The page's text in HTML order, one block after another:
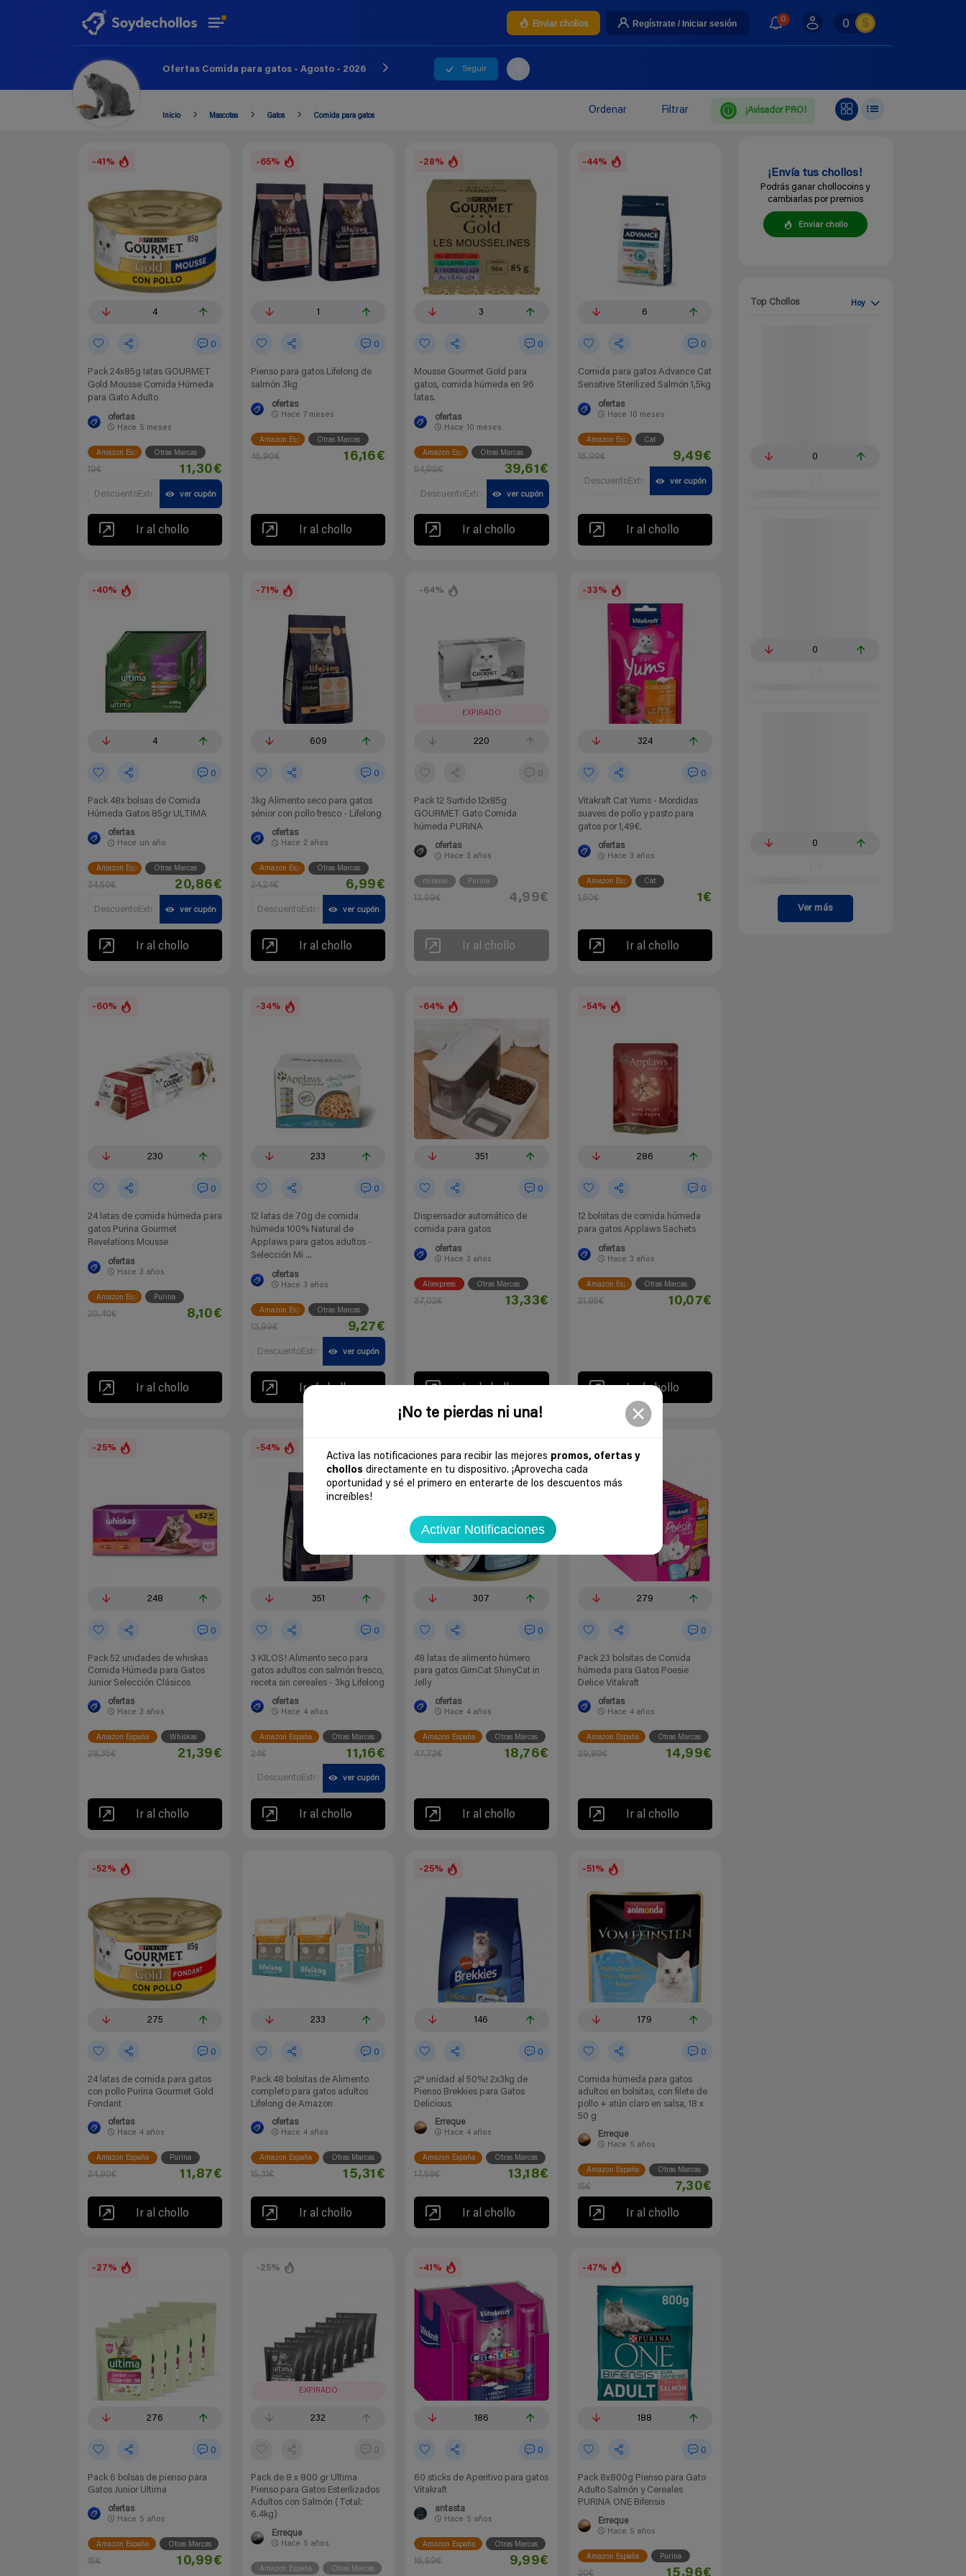
¡No te pierdas ni una!
Activa las notificaciones para recibir las mejores promos, ofertas y
chollos directamente en tu dispositivo. ¡Aprovecha cada
oportunidad y sé el primero en enterarte de los descuentos más
increíbles!
Activar Notificaciones
Enviar chollos Regístrate / Iniciar sesión 0 0
Ofertas Comida para gatos - Agosto - 2026 Seguir
Inicio Mascotas Gatos Comida para gatos Ordenar Filtrar ¡Avisador PRO!
-41%
4
0
Pack 24x85g latas GOURMET
Gold Mousse Comida Húmeda
para Gato Adulto
ofertas
Hace 5 meses
Amazon España Otras Marcas
19€ 11,30€
DescuentoExtra ver cupón
Ir al chollo
-65%
1
0
Pienso para gatos Lifelong de
salmón 3kg
ofertas
Hace 7 meses
Amazon España Otras Marcas
45,90€ 16,16€
Ir al chollo
-28%
3
0
Mousse Gourmet Gold para
gatos, comida húmeda en 96
latas.
ofertas
Hace 10 meses
Amazon España Otras Marcas
54,99€ 39,61€
DescuentoExtra ver cupón
Ir al chollo
-44%
6
0
Comida para gatos Advance Cat
Sensitive Sterilized Salmón 1,5kg
ofertas
Hace 10 meses
Amazon España Cat
16,99€ 9,49€
DescuentoExtra ver cupón
Ir al chollo
-40%
4
0
Pack 48x bolsas de Comida
Húmeda Gatos 85gr ULTIMA
ofertas
Hace un año
Amazon España Otras Marcas
34,50€ 20,86€
DescuentoExtra ver cupón
Ir al chollo
-71%
609
0
3kg Alimento seco para gatos
sénior con pollo fresco - Lifelong
ofertas
Hace 2 años
Amazon España Otras Marcas
24,24€ 6,99€
DescuentoExtra ver cupón
Ir al chollo
-64%
EXPIRADO
220
0
Pack 12 Surtido 12x85g
GOURMET Gato Comida
húmeda PURINA
ofertas
Hace 3 años
miravia Purina
13,99€ 4,99€
Ir al chollo
-33%
324
0
Vitakraft Cat Yums - Mordidas
suaves de pollo y pasto para
gatos por 1,49€.
ofertas
Hace 3 años
Amazon España Cat
1,50€ 1€
Ir al chollo
-60%
230
0
24 latas de comida húmeda para
gatos Purina Gourmet
Revelations Mousse
ofertas
Hace 3 años
Amazon España Purina
20,40€ 8,10€
Ir al chollo
-34%
233
0
12 latas de 70g de comida
húmeda 100% Natural de
Applaws para gatos adultos -
Selección Mi ...
ofertas
Hace 3 años
Amazon España Otras Marcas
13,99€ 9,27€
DescuentoExtra ver cupón
Ir al chollo
-64%
351
0
Dispensador automático de
comida para gatos
ofertas
Hace 3 años
Aliexpress Otras Marcas
37,02€ 13,33€
Ir al chollo
-54%
286
0
12 bolsitas de comida húmeda
para gatos Applaws Sachets
ofertas
Hace 3 años
Amazon España Otras Marcas
21,95€ 10,07€
Ir al chollo
-25%
248
0
Pack 52 unidades de whiskas
Comida Húmeda para Gatos
Junior Selección Clásicos
ofertas
Hace 3 años
Amazon España Whiskas
28,35€ 21,39€
Ir al chollo
-54%
351
0
3 KILOS! Alimento seco para
gatos adultos con salmón fresco,
receta sin cereales - 3kg Lifelong
ofertas
Hace 4 años
Amazon España Otras Marcas
24€ 11,16€
DescuentoExtra ver cupón
Ir al chollo
307
0
48 latas de alimento húmero
para gatos GimCat ShinyCat in
Jelly
ofertas
Hace 4 años
Amazon España Otras Marcas
47,72€ 18,76€
Ir al chollo
279
0
Pack 23 bolsitas de Comida
húmeda para Gatos Poesie
Delice Vitakraft
ofertas
Hace 4 años
Amazon España Otras Marcas
29,89€ 14,99€
Ir al chollo
-52%
275
0
24 latas de comida para gatos
con pollo Purina Gourmet Gold
Fondant
ofertas
Hace 4 años
Amazon España Purina
24,90€ 11,87€
Ir al chollo
233
0
Pack 48 bolsitas de Alimento
completo para gatos adultos
Lifelong de Amazon
ofertas
Hace 4 años
Amazon España Otras Marcas
15,31€ 15,31€
Ir al chollo
-25%
146
0
¡2ª unidad al 50%! 2x3kg de
Pienso Brekkies para Gatos
Delicious
Erreque
Hace 4 años
Amazon España Otras Marcas
17,58€ 13,18€
Ir al chollo
-51%
179
0
Comida húmeda para gatos
adultos en bolsitas, con filete de
pollo + atún claro en salsa, 18 x
50 g
Erreque
Hace 5 años
Amazon España Otras Marcas
15€ 7,30€
Ir al chollo
-27%
276
0
Pack 6 bolsas de pienso para
Gatos Junior Ultima
ofertas
Hace 5 años
Amazon España Otras Marcas
15€ 10,99€
-25%
EXPIRADO
232
0
Pack de 8 x 800 gr Ultima
Pienso para Gatos Esterilizados
Adultos con Salmón (Total:
6.4kg)
Erreque
Hace 5 años
Amazon España Otras Marcas
-41%
186
0
60 sticks de Aperitivo para gatos
Vitakraft
antasta
Hace 5 años
Amazon España Otras Marcas
16,99€ 9,99€
-47%
188
0
Pack 8x800g Pienso para Gato
Adulto Salmón y Cereales
PURINA ONE Bifensis
Erreque
Hace 5 años
Amazon España Purina
30€
¡Envía tus chollos!
Podrás ganar chollocoins y
cambiarlas por premios
Enviar chollo
Top Chollos Hoy
0
0
0
Ver más